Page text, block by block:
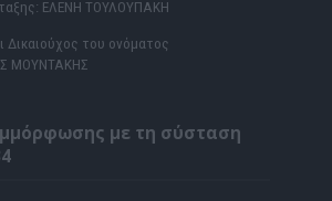
ΕΛΕΝΗ ΤΟΥΛΟΥΠΑΚΗ
Δικαιούχος του ονόματος
ΜΟΥΝΤΑΚΗΣ
με τη σύσταση